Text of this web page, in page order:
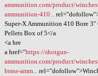
ammunition.com/product/
ammunition-410...
Super-X Ammunition 410 Bore
Pellets Box of 5</a
<a hre
a href="https://shotgun-
ammunition.com/product/
brass-amm...